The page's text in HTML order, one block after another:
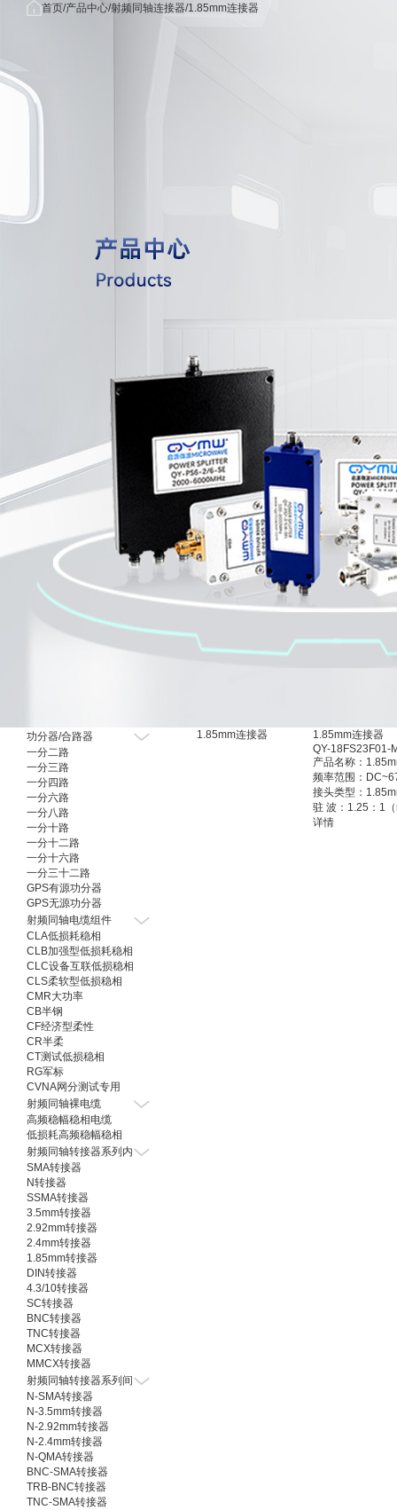
OEM/ODM
联系我们
首页/产品中心/射频同轴连接器/1.85mm连接器
功分器/合路器
一分二路
一分三路
一分四路
一分六路
一分八路
一分十路
一分十二路
一分十六路
一分三十二路
GPS有源功分器
GPS无源功分器
射频同轴电缆组件
CLA低损耗稳相
CLB加强型低损耗稳相
CLC设备互联低损稳相
CLS柔软型低损稳相
CMR大功率
CB半钢
CF经济型柔性
CR半柔
CT测试低损稳相
RG军标
CVNA网分测试专用
射频同轴裸电缆
高频稳幅稳相电缆
低损耗高频稳幅稳相
射频同轴转接器系列内
SMA转接器
N转接器
SSMA转接器
3.5mm转接器
2.92mm转接器
2.4mm转接器
1.85mm转接器
DIN转接器
4.3/10转接器
SC转接器
BNC转接器
TNC转接器
MCX转接器
MMCX转接器
射频同轴转接器系列间
N-SMA转接器
N-3.5mm转接器
N-2.92mm转接器
N-2.4mm转接器
N-QMA转接器
BNC-SMA转接器
TRB-BNC转接器
TNC-SMA转接器
1.85mm连接器
1.85mm连接器
QY-18FS23F01-
产品名称：
频率范围：
接头类型：
驻 波：1.25：1
阻 抗：50Ω
详情